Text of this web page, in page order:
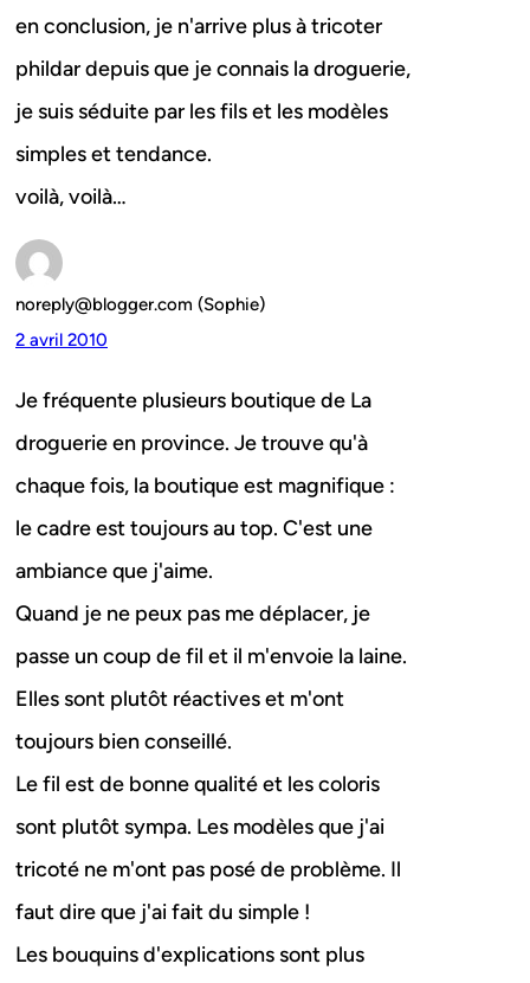
en conclusion, je n'arrive plus à tricoter
phildar depuis que je connais la droguerie,
je suis séduite par les fils et les modèles
simples et tendance.
voilà, voilà…
noreply@blogger.com (Sophie)
2 avril 2010
Je fréquente plusieurs boutique de La
droguerie en province. Je trouve qu'à
chaque fois, la boutique est magnifique :
le cadre est toujours au top. C'est une
ambiance que j'aime.
Quand je ne peux pas me déplacer, je
passe un coup de fil et il m'envoie la laine.
Elles sont plutôt réactives et m'ont
toujours bien conseillé.
Le fil est de bonne qualité et les coloris
sont plutôt sympa. Les modèles que j'ai
tricoté ne m'ont pas posé de problème. Il
faut dire que j'ai fait du simple !
Les bouquins d'explications sont plus